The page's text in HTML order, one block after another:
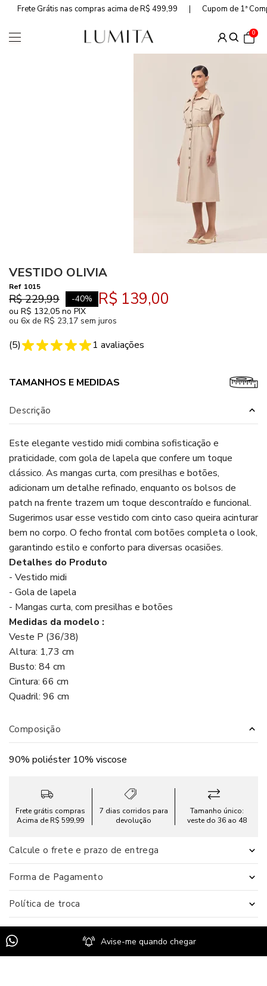
Frete Grátis nas compras acima de R$ 499,99 Cupom de 1ª
0
VESTIDO OLIVIA
Ref 1015
R$ 229,99 -40% R$ 139,00
ou R$ 132,05 no PIX
ou 6x de R$ 23,17 sem juros
(5) 1 avaliações
TAMANHOS E MEDIDAS
Descrição
Este elegante vestido midi combina sofisticação e
praticidade, com gola de lapela que confere um toque
clássico. As mangas curta, com presilhas e botões,
adicionam um detalhe refinado, enquanto os bolsos de
patch na frente trazem um toque descontraído e funcional.
Sugerimos usar esse vestido com cinto caso queira acinturar
bem no corpo. O fecho frontal com botões completa o look,
garantindo estilo e conforto para diversas ocasiões.
Detalhes do Produto
- Vestido midi
- Gola de lapela
- Mangas curta, com presilhas e botões
Medidas da modelo :
Veste P (36/38)
Altura: 1,73 cm
Busto: 84 cm
Cintura: 66 cm
Quadril: 96 cm
Composição
90% poliéster 10% viscose
Frete grátis compras
Acima de R$ 599,99
7 dias corridos para
devolução
Tamanho único:
veste do 36 ao 48
Calcule o frete e prazo de entrega
Forma de Pagamento
Política de troca
Avise-me quando chegar